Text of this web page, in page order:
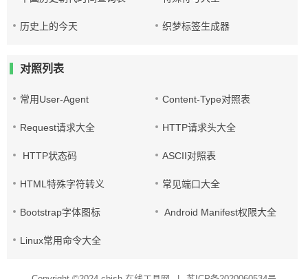
历史上的今天 织梦标签生成器
对照列表
常用User-Agent Content-Type对照表
Request请求大全 HTTP请求头大全
HTTP状态码 ASCII对照表
HTML特殊字符转义 常见端口大全
Bootstrap字体图标 Android Manifest权限大全
Linux常用命令大全